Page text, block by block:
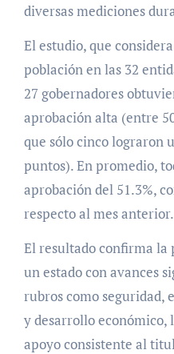
diversas mediciones
El estudio, que
población en las 32
27 gobernadores
aprobación alta (entre
que sólo cinco lograron
puntos). En promedio,
aprobación del 51.3%,
respecto al mes anterior.
El resultado confirma la
un estado con avances
rubros como seguridad,
y desarrollo económico,
apoyo consistente al